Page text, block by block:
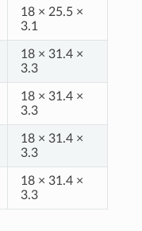
18 × 25.5 ×
3.1
18 × 31.4 ×
3.3
18 × 31.4 ×
3.3
18 × 31.4 ×
3.3
18 × 31.4 ×
3.3